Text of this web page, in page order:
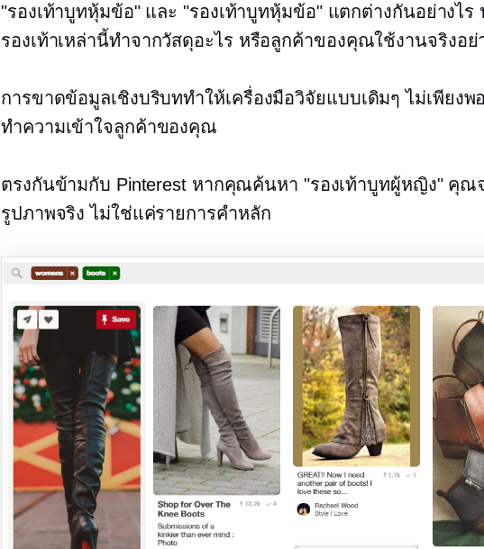
"รองเท้าบูทหุ้มข้อ" และ "รองเท้าบูทหุ้มข้อ" แตกต่างกันอย่างไร
รองเท้าเหล่านี้ทำจากวัสดุอะไร หรือลูกค้าของคุณใช้งานจริงอย่
การขาดข้อมูลเชิงบริบททำให้เครื่องมือวิจัยแบบเดิมๆ ไม่เพียงพ
ทำความเข้าใจลูกค้าของคุณ
ตรงกันข้ามกับ Pinterest หากคุณค้นหา "รองเท้าบูทผู้หญิง" คุณ
รูปภาพจริง ไม่ใช่แค่รายการคำหลัก